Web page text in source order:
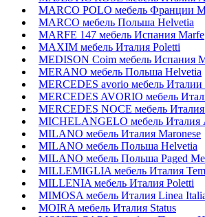
MARCO POLO мебель Франции
MARCO мебель Польша Helvetia
MARFE 147 мебель Испания Marfe
MAXIM мебель Италия Poletti
MEDISON Coim мебель Испания
MERANO мебель Польша Helvetia
MERCEDES avorio мебель Италии
MERCEDES AVORIO мебель
MERCEDES NOCE мебель Италия
MICHELANGELO мебель Италия
MILANO мебель Италия Maronese
MILANO мебель Польша Helvetia
MILANO мебель Польша Paged
MILLEMIGLIA мебель Италия
MILLENIA мебель Италия Poletti
MIMOSA мебель Италия Linea
MOIRA мебель Италия Status